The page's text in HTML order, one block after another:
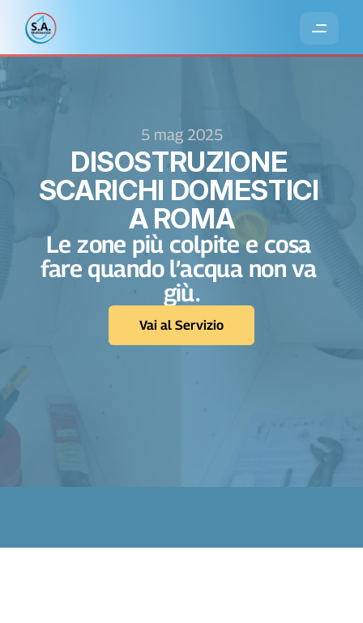
5 mag 2025
DISOSTRUZIONE
SCARICHI DOMESTICI
A ROMA
Le zone più colpite e cosa
fare quando l’acqua non va
giù.
Vai al Servizio